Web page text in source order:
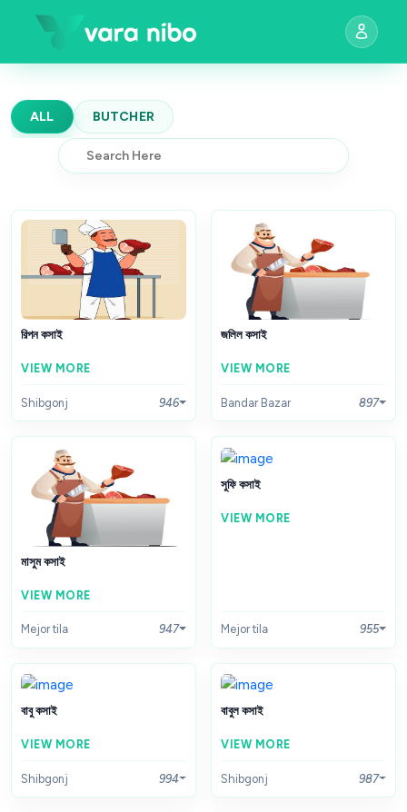
ALL BUTCHER
রিপন কসাই
VIEW MORE
Shibgonj 946
জলিল কসাই
VIEW MORE
Bandar Bazar 897
মাসুম কসাই
VIEW MORE
Mejor tila 947
সুফি কসাই
VIEW MORE
Mejor tila 955
বাবু কসাই
VIEW MORE
Shibgonj 994
বাবুল কসাই
VIEW MORE
Shibgonj 987